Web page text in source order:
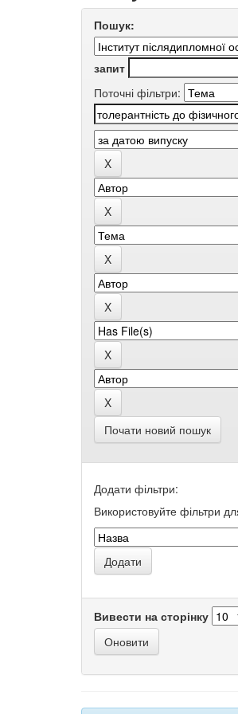
Пошук:
запит
Поточні фільтри:
Почати новий пошук
Додати фільтри:
Використовуйте фільтри
Вивести на сторінку